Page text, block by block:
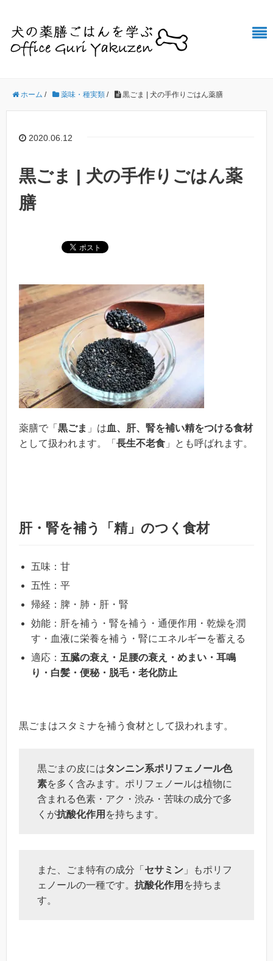
ホーム / 薬味・種実類 / 黒ごま | 犬の手作りごはん薬膳
2020.06.12
黒ごま | 犬の手作りごはん薬
膳
薬膳で「 黒ごま 」は血、肝、腎を補い精をつける食材
として扱われます。「 長生不老食 」とも呼ばれます。
肝・腎を補う「精」のつく食材
五味：甘
五性：平
帰経：脾・肺・肝・腎
効能：肝を補う・腎を補う・通便作用・乾燥を潤
す・血液に栄養を補う・腎にエネルギーを蓄える
適応： 五臓の衰え・足腰の衰え・めまい・耳鳴
り・白髪・便秘・脱毛・老化防止
黒ごまはスタミナを補う食材として扱われます。
黒ごまの皮にはタンニン系ポリフェノール色
素を多く含みます。ポリフェノールは植物に
含まれる色素・アク・渋み・苦味の成分で多
くが抗酸化作用 を持ちます。
また、ごま特有の成分「 セサミン 」もポリフ
ェノールの一種です。 抗酸化作用 を持ちま
す。